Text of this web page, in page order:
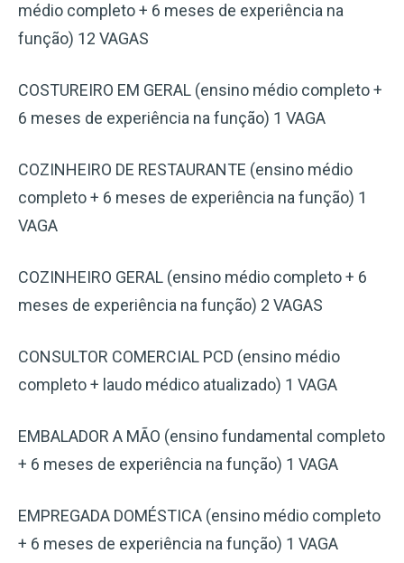
médio completo + 6 meses de experiência na
função) 12 VAGAS
COSTUREIRO EM GERAL (ensino médio completo +
6 meses de experiência na função) 1 VAGA
COZINHEIRO DE RESTAURANTE (ensino médio
completo + 6 meses de experiência na função) 1
VAGA
COZINHEIRO GERAL (ensino médio completo + 6
meses de experiência na função) 2 VAGAS
CONSULTOR COMERCIAL PCD (ensino médio
completo + laudo médico atualizado) 1 VAGA
EMBALADOR A MÃO (ensino fundamental completo
+ 6 meses de experiência na função) 1 VAGA
EMPREGADA DOMÉSTICA (ensino médio completo
+ 6 meses de experiência na função) 1 VAGA